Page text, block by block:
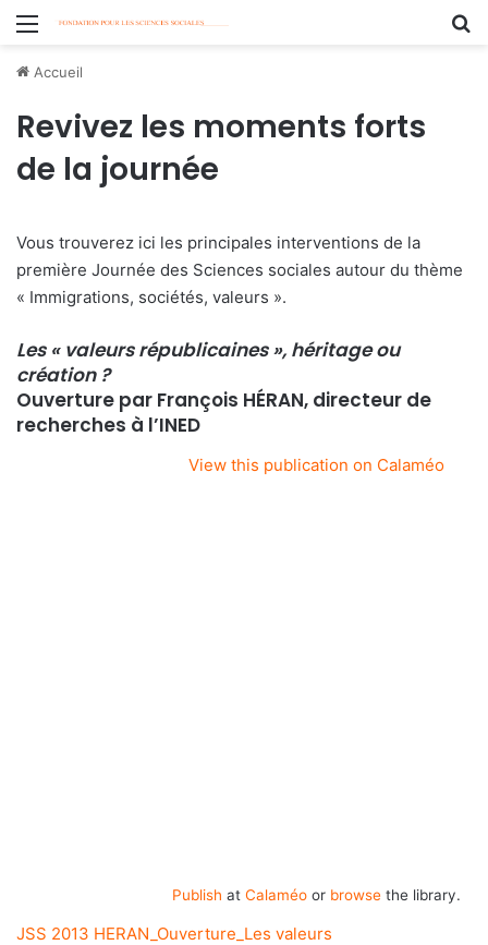
Menu
Accueil
Revivez les moments forts
de la journée
Vous trouverez ici les principales interventions de la
première Journée des Sciences sociales autour du thème
« Immigrations, sociétés, valeurs ».
Les « valeurs républicaines », héritage ou
création ?
Ouverture par François HÉRAN, directeur de
recherches à l’INED
View this publication on Calaméo
Publish at Calaméoor browsethe library.
JSS 2013 HERAN_Ouverture_Les valeurs